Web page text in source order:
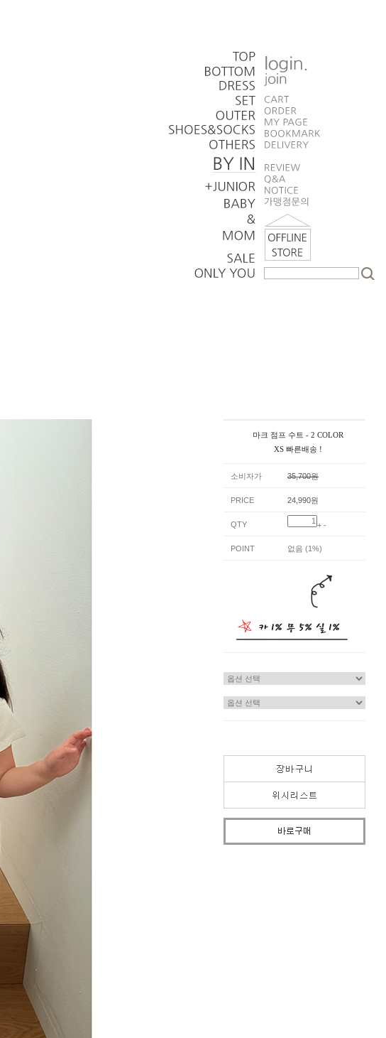
마크 점프 수트 - 2 COLOR
XS 빠른배송 !
소비자가 35,700원
PRICE 24,990원
QTY + -
POINT 없음 (1%)